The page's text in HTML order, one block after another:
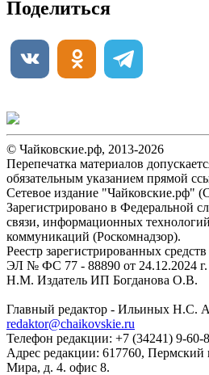
Поделиться
© Чайковские.рф, 2013-2026
Перепечатка материалов
обязательным указанием прямой
Сетевое издание "Чайковские.рф"
Зарегистрировано в Федеральной
связи, информационных
коммуникаций (Роскомнадзор).
Реестр зарегистрированных
ЭЛ № ФС 77 - 88890 от 24.12.2024 г.
Н.М. Издатель ИП Богданова О.В.
Главный редактор - Ильиных Н.С.
redaktor@chaikovskie.ru
Телефон редакции: +7 (34241) 9-60-
Адрес редакции: 617760, Пермский
Мира, д. 4. офис 8.